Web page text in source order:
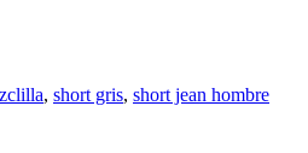
, short gris, short jean hombre